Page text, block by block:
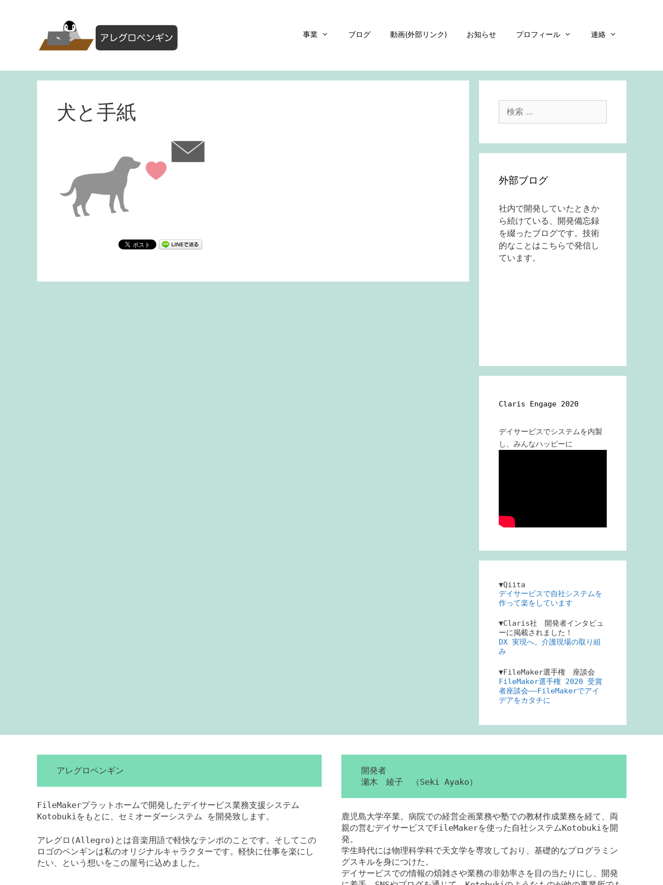
事業 ブログ 動画(外部リンク) お知らせ プロフィール 連絡
犬と手紙
索:
外部ブログ
社内で開発していたときか
ら続けている、開発備忘録
を綴ったブログです。技術
的なことはこちらで発信し
ています。
Claris Engage 2020
デイサービスでシステムを内製
し、みんなハッピーに
▼Qiita
デイサービスで自社システムを
作って楽をしています
▼Claris社 開発者インタビュ
ーに掲載されました！
DX 実現へ。介護現場の取り組
み
▼FileMaker選手権 座談会
FileMaker選手権 2020 受賞
者座談会――FileMakerでアイ
デアをカタチに
アレグロペンギン
FileMakerプラットホームで開発したデイサービス業務支援システム
Kotobukiをもとに、セミオーダーシステム を開発致します。
アレグロ(Allegro)とは音楽用語で軽快なテンポのことです。そしてこの
ロゴのペンギンは私のオリジナルキャラクターです。軽快に仕事を楽にし
たい、という想いをこの屋号に込めました。
開発者
瀬木 綾子 （Seki Ayako）
鹿児島大学卒業。病院での経営企画業務や塾での教材作成業務を経て、両
親の営むデイサービスでFileMakerを使った自社システムKotobukiを開
発。
学生時代には物理科学科で天文学を専攻しており、基礎的なプログラミン
グスキルを身につけた。
デイサービスでの情報の煩雑さや業務の非効率さを目の当たりにし、開発